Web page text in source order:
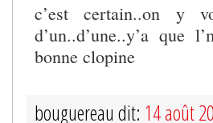
c’est certain..on y
d’un..d’une..y’a que
bonne clopine
bouguereau dit: 14 août